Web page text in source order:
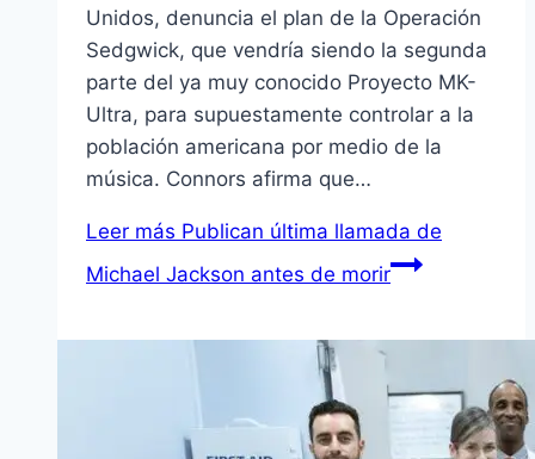
Unidos, denuncia el plan de la Operación
Sedgwick, que vendría siendo la segunda
parte del ya muy conocido Proyecto MK-
Ultra, para supuestamente controlar a la
población americana por medio de la
música. Connors afirma que…
Leer más Publican última llamada de
Michael Jackson antes de morir